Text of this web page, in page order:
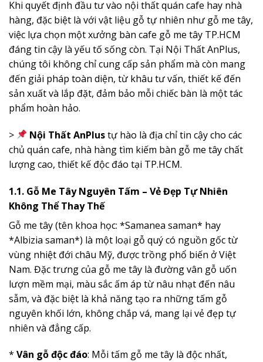
Khi quyết định đầu tư vào nội thất quán cafe hay nhà
hàng, đặc biệt là với vật liệu gỗ tự nhiên như gỗ me tây,
việc lựa chọn một xưởng bàn cafe gỗ me tây TP.HCM
đáng tin cậy là yếu tố sống còn. Tại Nội Thất AnPlus,
chúng tôi không chỉ cung cấp sản phẩm mà còn mang
đến giải pháp toàn diện, từ khâu tư vấn, thiết kế đến
sản xuất và lắp đặt, đảm bảo mỗi chiếc bàn là một tác
phẩm hoàn hảo.
> Nội Thất AnPlustự hào là địa chỉ tin cậy cho các
chủ quán cafe, nhà hàng tìm kiếm bàn gỗ me tây chất
lượng cao, thiết kế độc đáo tại TP.HCM.
1.1. Gỗ Me Tây Nguyên Tấm – Vẻ Đẹp Tự Nhiên
Không Thể Thay Thế
Gỗ me tây (tên khoa học: *Samanea saman* hay
*Albizia saman*) là một loại gỗ quý có nguồn gốc từ
vùng nhiệt đới châu Mỹ, được trồng phổ biến ở Việt
Nam. Đặc trưng của gỗ me tây là đường vân gỗ uốn
lượn mềm mại, màu sắc ấm áp từ nâu nhạt đến nâu
sẫm, và đặc biệt là khả năng tạo ra những tấm gỗ
nguyên khối lớn, không chắp vá, mang lại vẻ đẹp tự
nhiên và đẳng cấp.
* Vân gỗ độc đáo: Mỗi tấm gỗ me tây là độc nhất,